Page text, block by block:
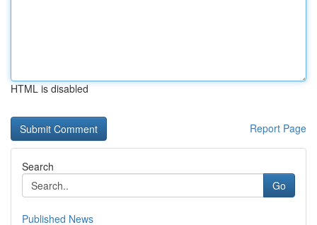
HTML is disabled
Report Page
Search
Go
Published News